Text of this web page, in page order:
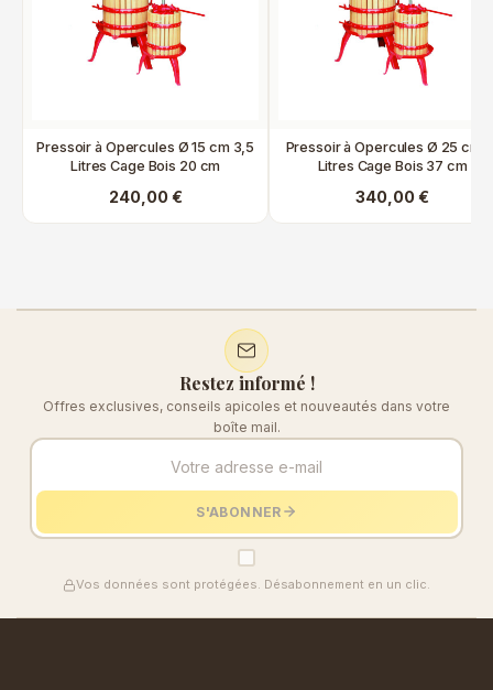
Pressoir à Opercules Ø 15 cm 3,5
Litres Cage Bois 20 cm
240,00 €
Pressoir à Opercules Ø 25 cm
Litres Cage Bois 37 cm
340,00 €
Restez informé !
Offres exclusives, conseils apicoles et nouveautés dans votre
boîte mail.
S'ABONNER
Vos données sont protégées. Désabonnement en un clic.